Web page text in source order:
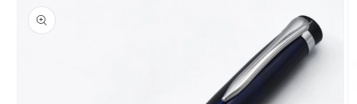
product
information